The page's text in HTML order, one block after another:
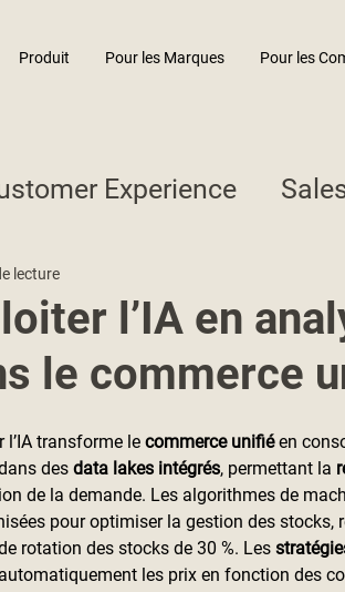
Produit Pour les Marques Pour les
Experience
l’IA en
le commerce
lecture
l’IA transforme le commerce unifié en
des data lakes intégrés, permettant la
de la demande. Les algorithmes de
pour optimiser la gestion des stocks,
rotation des stocks de 30 %. Les
les prix en fonction des